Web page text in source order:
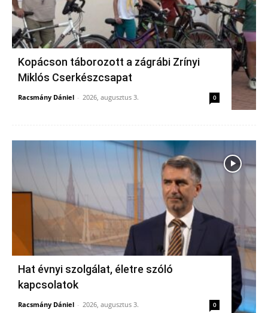
Kopácson táborozott a zágrábi Zrínyi
Miklós Cserkészcsapat
Racsmány Dániel - 2026, augusztus 3. 0
Hat évnyi szolgálat, életre szóló
kapcsolatok
Racsmány Dániel - 2026, augusztus 3. 0